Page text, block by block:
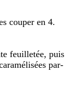
couper en 4.
feuilletée, puis
par-